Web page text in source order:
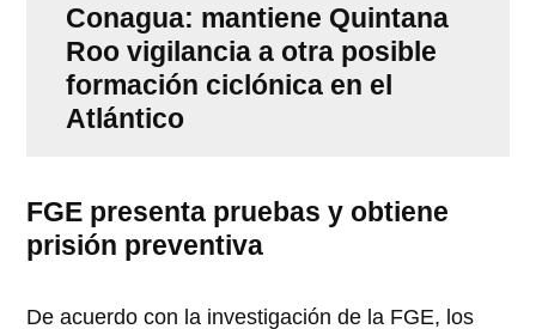
Conagua: mantiene Quintana
Roo vigilancia a otra posible
formación ciclónica en el
Atlántico
FGE presenta pruebas y obtiene
prisión preventiva
De acuerdo con la investigación de la FGE, los